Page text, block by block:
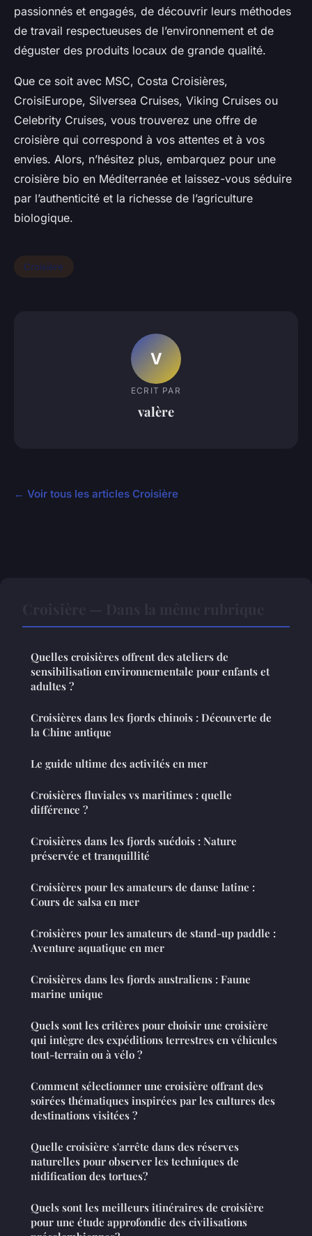
passionnés et engagés, de découvrir leurs méthodes
de travail respectueuses de l’environnement et de
déguster des produits locaux de grande qualité.
Que ce soit avec MSC, Costa Croisières,
CroisiEurope, Silversea Cruises, Viking Cruises ou
Celebrity Cruises, vous trouverez une offre de
croisière qui correspond à vos attentes et à vos
envies. Alors, n’hésitez plus, embarquez pour une
croisière bio en Méditerranée et laissez-vous séduire
par l’authenticité et la richesse de l’agriculture
biologique.
Croisière
V
ECRIT PAR
valère
← Voir tous les articles Croisière
Quelles croisières offrent des ateliers de
sensibilisation environnementale pour enfants et
adultes ?
Croisières dans les fjords chinois : Découverte de
la Chine antique
Le guide ultime des activités en mer
Croisières fluviales vs maritimes : quelle
différence ?
Croisières dans les fjords suédois : Nature
préservée et tranquillité
Croisières pour les amateurs de danse latine :
Cours de salsa en mer
Croisières pour les amateurs de stand-up paddle :
Aventure aquatique en mer
Croisières dans les fjords australiens : Faune
marine unique
Quels sont les critères pour choisir une croisière
qui intègre des expéditions terrestres en véhicules
tout-terrain ou à vélo ?
Comment sélectionner une croisière offrant des
soirées thématiques inspirées par les cultures des
destinations visitées ?
Quelle croisière s'arrête dans des réserves
naturelles pour observer les techniques de
nidification des tortues?
Quels sont les meilleurs itinéraires de croisière
pour une étude approfondie des civilisations